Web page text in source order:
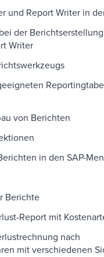
und Report Writer in
der
Writer
von Berichten
in den SAP-
Berichte
Report mit
nach
mit verschiedenen